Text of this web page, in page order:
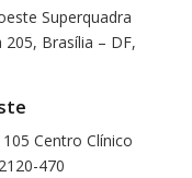
Superquadra
Brasília – DF,
Centro Clínico
470